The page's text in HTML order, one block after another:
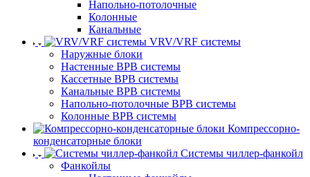
Напольно-потолочные
Колонные
Канальные
VRV/VRF системы
Наружные блоки
Настенные ВРВ системы
Кассетные ВРВ системы
Канальные ВРВ системы
Напольно-потолочные ВРВ системы
Колонные ВРВ системы
Компрессорно-
конденсаторные блоки
Системы чиллер-фанкойл
Фанкойлы